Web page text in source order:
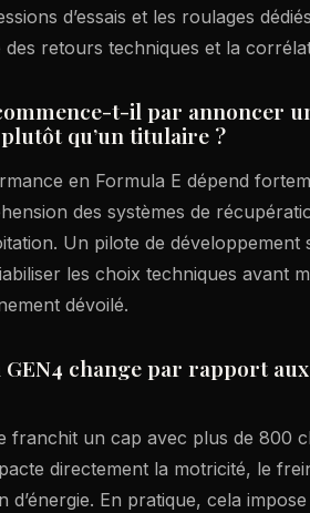
d’essais et les roulages
retours techniques et la
t-il par annoncer
qu’un titulaire ?
en Formula E dépend
des systèmes de
Un pilote de
les choix techniques avant
dévoilé.
GEN4 change par rapport
franchit un cap avec plus de 800
directement la motricité, le
d’énergie. En pratique, cela